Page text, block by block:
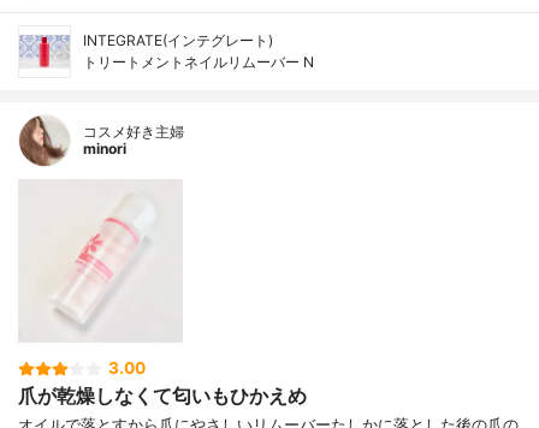
INTEGRATE(インテグレート)
トリートメントネイルリムーバー N
コスメ好き主婦
minori
3.00
爪が乾燥しなくて匂いもひかえめ